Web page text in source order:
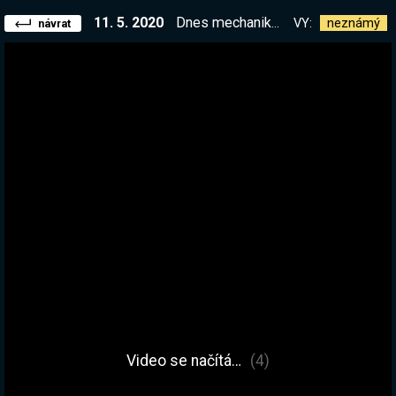
návrat 11. 5. 2020 Dnes mechanikujeme. Zkoušíme co nového Scrap Mechanic dovede <3 VY: neznámý
Video se načítá… (4)